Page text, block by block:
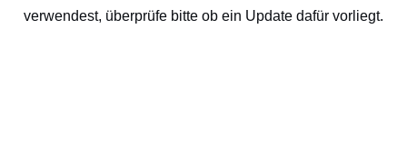
verwendest, überprüfe bitte ob ein Update dafür vorliegt.